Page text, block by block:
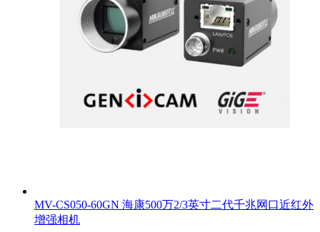
MV-CS050-60GN 海康500万2/3英寸二代千兆网口近红外
增强相机